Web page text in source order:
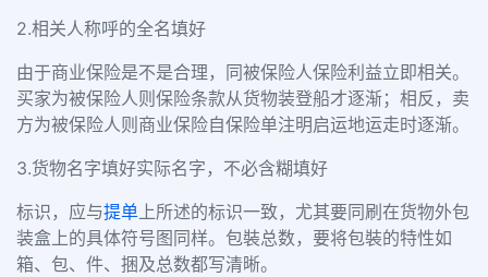
2.相关人称呼的全名填好
由于商业保险是不是合理，同被保险人保险利益立即相关。
买家为被保险人则保险条款从货物装登船才逐渐；相反，卖
方为被保险人则商业保险自保险单注明启运地运走时逐渐。
3.货物名字填好实际名字，不必含糊填好
标识，应与提单上所述的标识一致，尤其要同刷在货物外包
装盒上的具体符号图同样。包裝总数，要将包裝的特性如
箱、包、件、捆及总数都写清晰。